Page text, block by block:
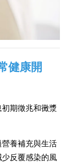
健康開
期徵兆和黴漿
養補充與生活
反覆感染的風